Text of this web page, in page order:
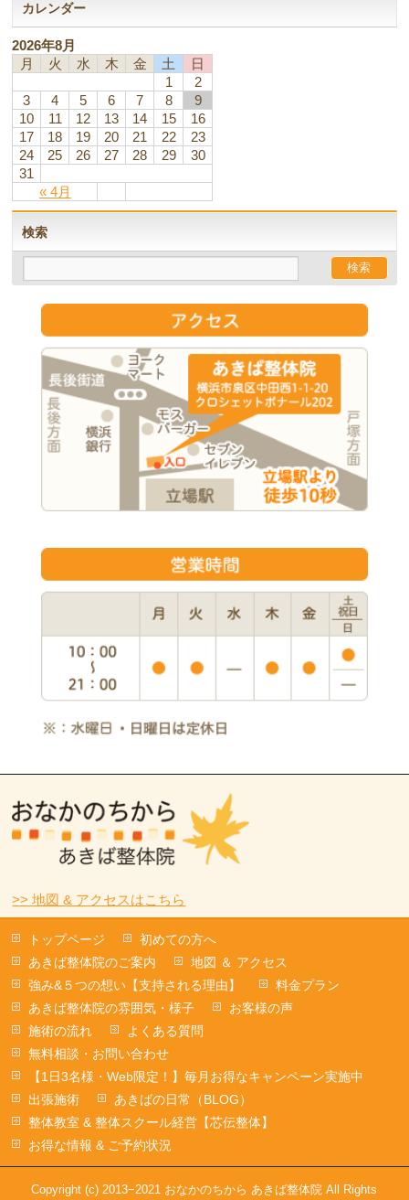
カレンダー
2026年8月
月
火 水 木 金 土 日
« 4月
1
2
3
4 5 6 7 8
9
10
11 12 13 14 15
16
17
18 19 20 21 22
23
24
25 26 27 28 29
30
31
検索
>> 地図 & アクセスはこちら
トップページ
初めての方へ
あきば整体院のご案内
地図 ＆ アクセス
強み&５つの想い【支持される理由】
料金プラン
あきば整体院の雰囲気・様子
お客様の声
施術の流れ
よくある質問
無料相談・お問い合わせ
【1日3名様・Web限定！】毎月お得なキャンペーン実施中
出張施術
あきばの日常（BLOG）
整体教室 & 整体スクール経営【芯伝整体】
お得な情報 & ご予約状況
Copyright (c) 2013−2021 おなかのちから あきば整体院 All Rights